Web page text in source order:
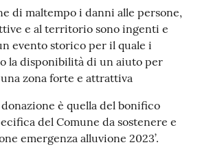
di maltempo i danni alle persone,
e al territorio sono ingenti e
evento storico per il quale i
la disponibilità di un aiuto per
zona forte e attrattiva
è quella del bonifico
del Comune da sostenere e
emergenza alluvione 2023’.